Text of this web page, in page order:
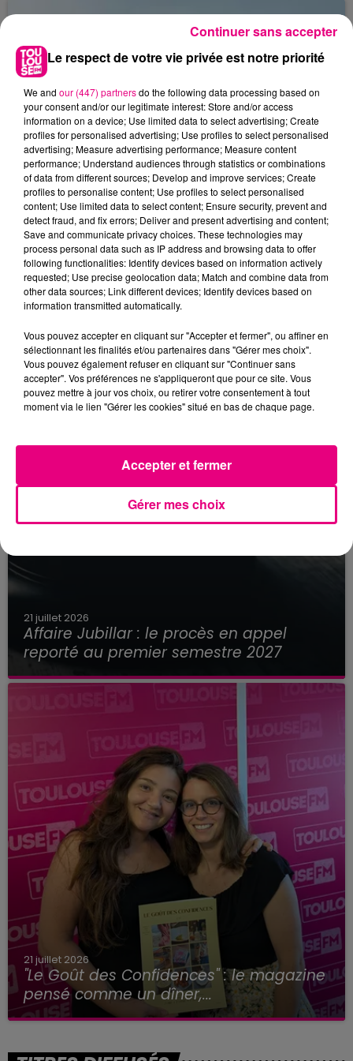
22 juillet 2026
Toulouse : circulation perturbée dans le
secteur François Verdier...
21 juillet 2026
Affaire Jubillar : le procès en appel
reporté au premier semestre 2027
21 juillet 2026
"Le Goût des Confidences" : le magazine
pensé comme un dîner,...
Le respect de votre vie privée est notre priorité
We and our (447) partnersdo the following data processing based on
your consent and/or our legitimate interest: Store and/or access
information on a device; Use limited data to select advertising; Create
profiles for personalised advertising; Use profiles to select personalised
advertising; Measure advertising performance; Measure content
performance; Understand audiences through statistics or combinations
of data from different sources; Develop and improve services; Create
profiles to personalise content; Use profiles to select personalised
content; Use limited data to select content; Ensure security, prevent and
detect fraud, and fix errors; Deliver and present advertising and content;
Save and communicate privacy choices. These technologies may
process personal data such as IP address and browsing data to offer
following functionalities: Identify devices based on information actively
requested; Use precise geolocation data; Match and combine data from
other data sources; Link different devices; Identify devices based on
information transmitted automatically.
Vous pouvez accepter en cliquant sur "Accepter et fermer", ou affiner en
sélectionnant les finalités et/ou partenaires dans "Gérer mes choix".
Vous pouvez également refuser en cliquant sur "Continuer sans
accepter". Vos préférences ne s'appliqueront que pour ce site. Vous
pouvez mettre à jour vos choix, ou retirer votre consentement à tout
moment via le lien "Gérer les cookies" situé en bas de chaque page.
Gérer mes choix
Accepter et fermer
Continuer sans accepter